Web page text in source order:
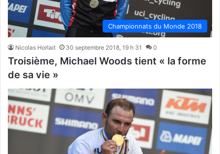
Championnats du Monde 2018
Nicolas Horlait 30 septembre 2018, 19 h 31 0
Troisième, Michael Woods tient « la forme
de sa vie »